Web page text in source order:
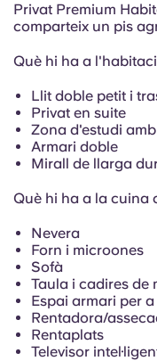
Privat Premium
comparteix un pis
Què hi ha a
Llit doble petit i
Privat en suite
Zona d'estudi
Armari doble
Mirall de llarga
Què hi ha a la cuina
Nevera
Forn i microones
Sofà
Taula i cadires de
Espai armari per
Rentadora/
Rentaplats
Televisor